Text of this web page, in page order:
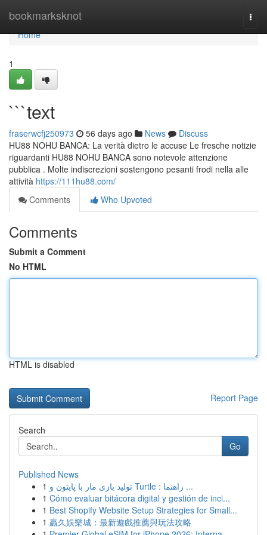
bookmarksknot
Home
Home
1
```text
fraserwcfj250973 56 days ago News
Discuss
HU88 NOHU BANCA: La verità dietro le accuse Le fresche notizie
riguardanti HU88 NOHU BANCA sono notevole attenzione
pubblica . Molte indiscrezioni sostengono pesanti frodi nella alle
attività https://111hu88.com/
Comments
Who Upvoted
Comments
Submit a Comment
No HTML
HTML is disabled
Report Page
Search
Go
Published News
1
تولید بازی مار با پایتون و Turtle : راهنما ...
1 Cómo evaluar bitácora digital y gestión de inci...
1 Best Shopify Website Setup Strategies for Small...
1 贏久娛樂城：最新遊戲推薦與玩法攻略